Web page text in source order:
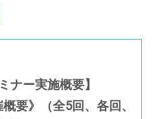
ナー実施概要】
要》（全5回、各回、